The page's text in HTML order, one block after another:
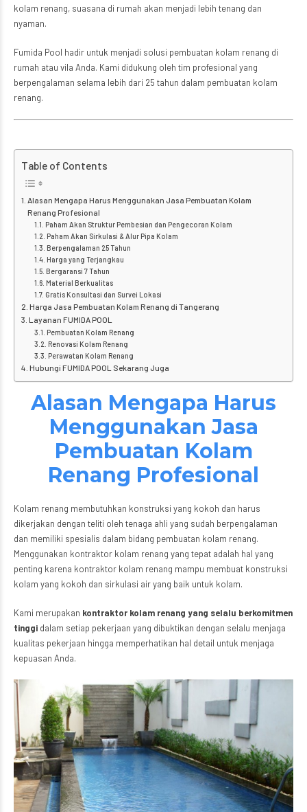
kolam renang, suasana di rumah akan menjadi lebih tenang dan
nyaman.
Fumida Pool hadir untuk menjadi solusi pembuatan kolam renang di
rumah atau vila Anda. Kami didukung oleh tim profesional yang
berpengalaman selama lebih dari 25 tahun dalam pembuatan kolam
renang.
Table of Contents
Alasan Mengapa Harus Menggunakan Jasa Pembuatan Kolam
Renang Profesional
Paham Akan Struktur Pembesian dan Pengecoran Kolam
Paham Akan Sirkulasi & Alur Pipa Kolam
Berpengalaman 25 Tahun
Harga yang Terjangkau
Bergaransi 7 Tahun
Material Berkualitas
Gratis Konsultasi dan Survei Lokasi
Harga Jasa Pembuatan Kolam Renang di Tangerang
Layanan FUMIDA POOL
Pembuatan Kolam Renang
Renovasi Kolam Renang
Perawatan Kolam Renang
Hubungi FUMIDA POOL Sekarang Juga
Alasan Mengapa Harus
Menggunakan Jasa
Pembuatan Kolam
Renang Profesional
Kolam renang membutuhkan konstruksi yang kokoh dan harus
dikerjakan dengan teliti oleh tenaga ahli yang sudah berpengalaman
dan memiliki spesialis dalam bidang pembuatan kolam renang.
Menggunakan kontraktor kolam renang yang tepat adalah hal yang
penting karena kontraktor kolam renang mampu membuat konstruksi
kolam yang kokoh dan sirkulasi air yang baik untuk kolam.
Kami merupakan kontraktor kolam renang yang selalu berkomitmen
tinggi dalam setiap pekerjaan yang dibuktikan dengan selalu menjaga
kualitas pekerjaan hingga memperhatikan hal detail untuk menjaga
kepuasan Anda.